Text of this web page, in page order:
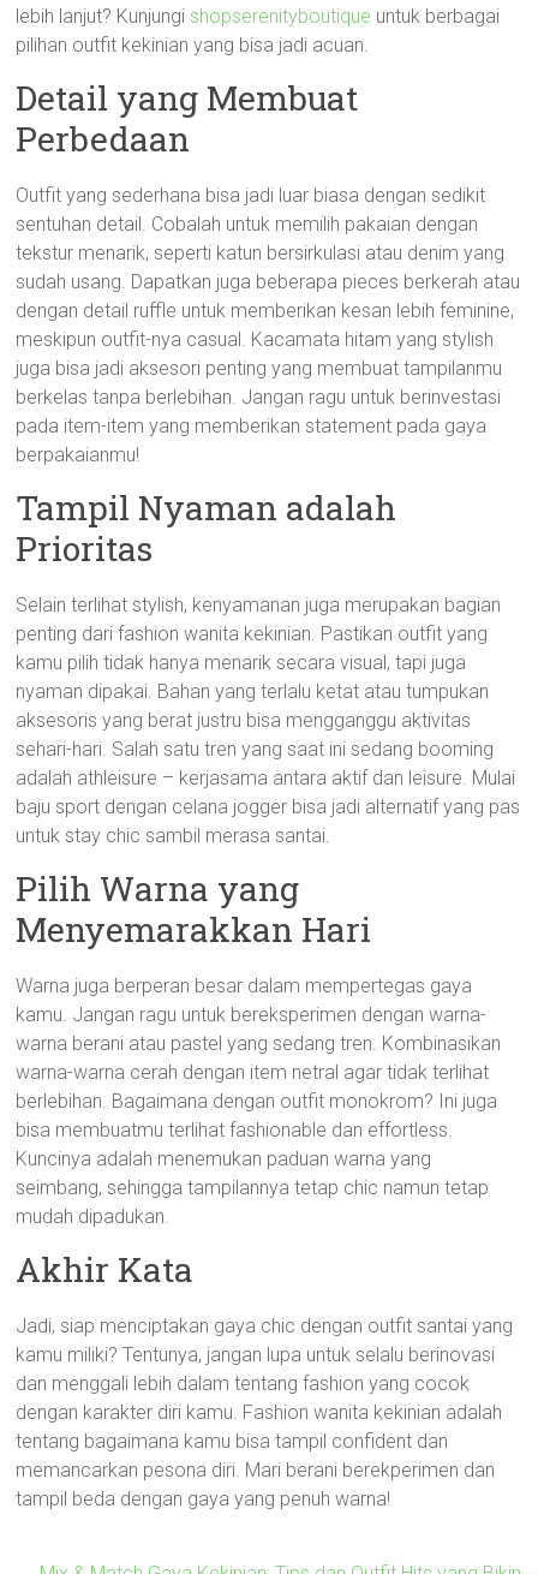
lebih lanjut? Kunjungi shopserenityboutique untuk berbagai
pilihan outfit kekinian yang bisa jadi acuan.
Detail yang Membuat
Perbedaan
Outfit yang sederhana bisa jadi luar biasa dengan sedikit
sentuhan detail. Cobalah untuk memilih pakaian dengan
tekstur menarik, seperti katun bersirkulasi atau denim yang
sudah usang. Dapatkan juga beberapa pieces berkerah atau
dengan detail ruffle untuk memberikan kesan lebih feminine,
meskipun outfit-nya casual. Kacamata hitam yang stylish
juga bisa jadi aksesori penting yang membuat tampilanmu
berkelas tanpa berlebihan. Jangan ragu untuk berinvestasi
pada item-item yang memberikan statement pada gaya
berpakaianmu!
Tampil Nyaman adalah
Prioritas
Selain terlihat stylish, kenyamanan juga merupakan bagian
penting dari fashion wanita kekinian. Pastikan outfit yang
kamu pilih tidak hanya menarik secara visual, tapi juga
nyaman dipakai. Bahan yang terlalu ketat atau tumpukan
aksesoris yang berat justru bisa mengganggu aktivitas
sehari-hari. Salah satu tren yang saat ini sedang booming
adalah athleisure – kerjasama antara aktif dan leisure. Mulai
baju sport dengan celana jogger bisa jadi alternatif yang pas
untuk stay chic sambil merasa santai.
Pilih Warna yang
Menyemarakkan Hari
Warna juga berperan besar dalam mempertegas gaya
kamu. Jangan ragu untuk bereksperimen dengan warna-
warna berani atau pastel yang sedang tren. Kombinasikan
warna-warna cerah dengan item netral agar tidak terlihat
berlebihan. Bagaimana dengan outfit monokrom? Ini juga
bisa membuatmu terlihat fashionable dan effortless.
Kuncinya adalah menemukan paduan warna yang
seimbang, sehingga tampilannya tetap chic namun tetap
mudah dipadukan.
Akhir Kata
Jadi, siap menciptakan gaya chic dengan outfit santai yang
kamu miliki? Tentunya, jangan lupa untuk selalu berinovasi
dan menggali lebih dalam tentang fashion yang cocok
dengan karakter diri kamu. Fashion wanita kekinian adalah
tentang bagaimana kamu bisa tampil confident dan
memancarkan pesona diri. Mari berani berekperimen dan
tampil beda dengan gaya yang penuh warna!